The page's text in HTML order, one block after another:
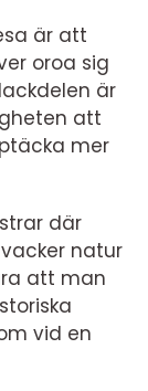
är att
oroa sig
är
att
mer
där
natur
att man
vid en